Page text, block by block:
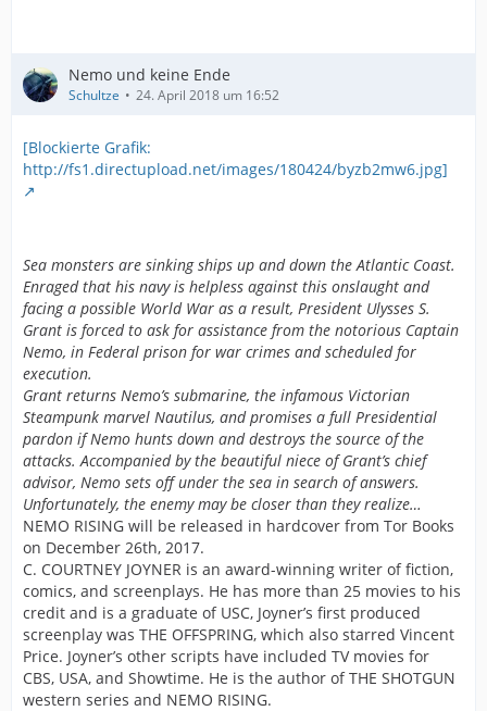
Nemo und keine Ende
Schultze 24. April 2018 um 16:52
[Blockierte Grafik:
http://fs1.directupload.net/images/180424/byzb2mw6.jpg]
Sea monsters are sinking ships up and down the Atlantic Coast.
Enraged that his navy is helpless against this onslaught and
facing a possible World War as a result, President Ulysses S.
Grant is forced to ask for assistance from the notorious Captain
Nemo, in Federal prison for war crimes and scheduled for
execution.
Grant returns Nemo’s submarine, the infamous Victorian
Steampunk marvel Nautilus, and promises a full Presidential
pardon if Nemo hunts down and destroys the source of the
attacks. Accompanied by the beautiful niece of Grant’s chief
advisor, Nemo sets off under the sea in search of answers.
Unfortunately, the enemy may be closer than they realize…
NEMO RISING will be released in hardcover from Tor Books
on December 26th, 2017.
C. COURTNEY JOYNER is an award-winning writer of fiction,
comics, and screenplays. He has more than 25 movies to his
credit and is a graduate of USC, Joyner’s first produced
screenplay was THE OFFSPRING, which also starred Vincent
Price. Joyner’s other scripts have included TV movies for
CBS, USA, and Showtime. He is the author of THE SHOTGUN
western series and NEMO RISING.